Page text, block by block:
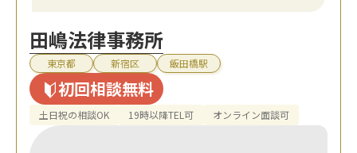
田嶋法律事務所
東京都 新宿区 飯田橋駅
初回相談無料
土日祝の相談OK 19時以降TEL可 オンライン面談可